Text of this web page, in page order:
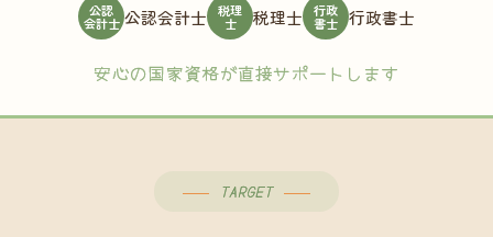
公認
会計士 公認会計士 税理
士 税理士 行政
書士 行政書士
安心の国家資格が直接サポートします
TARGET